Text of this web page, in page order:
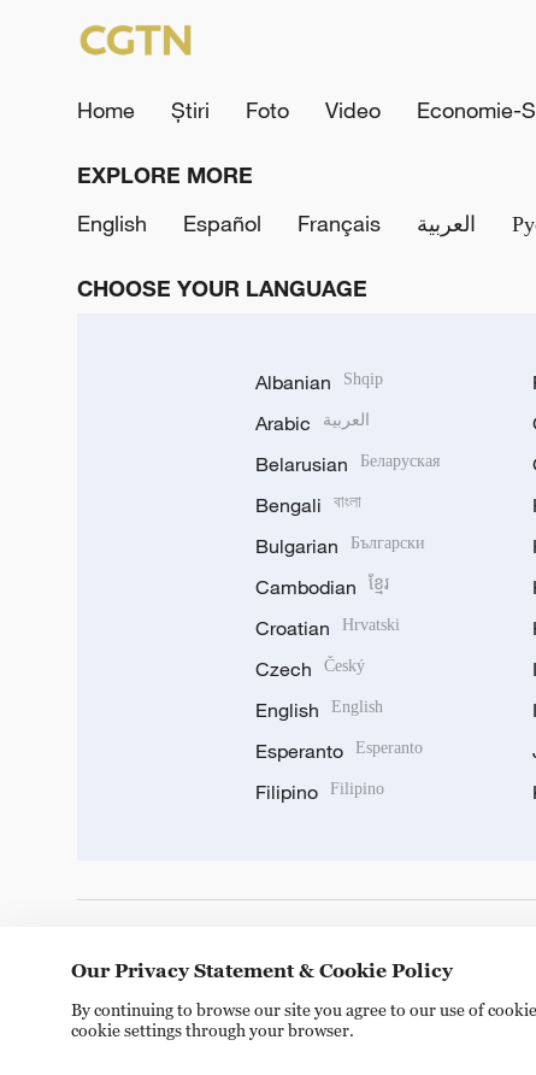
Home Știri Foto Video Economie-
EXPLORE MORE
English
Español Français العربية
CHOOSE YOUR LANGUAGE
Albanian Shqip
Arabic العربية
Belarusian Беларуская
Bengali বাংলা
Bulgarian Български
Cambodian ខ្មែរ
Croatian Hrvatski
Czech Český
English English
Esperanto Esperanto
Filipino Filipino
Our Privacy Statement & Cookie Policy
By continuing to browse our site you agree to our use of
cookie settings through your browser.